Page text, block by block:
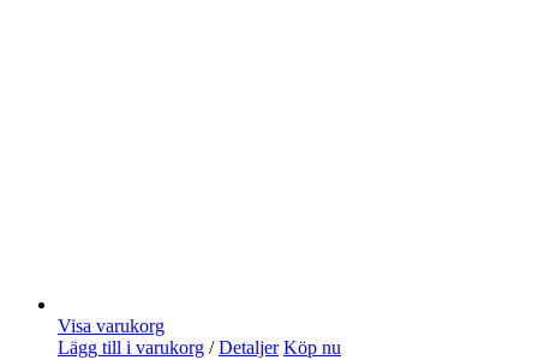
Visa varukorg
Lägg till i varukorg / Detaljer Köp nu